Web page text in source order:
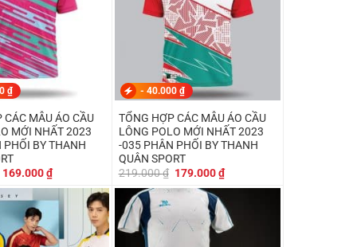
₫
CÁC MẪU ÁO CẦU
MỚI NHẤT 2023
BY THANH
Giá
là:
219.000 ₫.
169.000₫Giá
hiện
là:
169.000 ₫.
- 40.000 ₫
TỔNG HỢP CÁC MẪU ÁO CẦU
LÔNG POLO MỚI NHẤT 2023
-035 PHÂN PHỐI BY THANH
QUÂN SPORT
219.000₫ Giá
là:
219.000 ₫.
179.000₫Giá
hiện
là:
179.000 ₫.